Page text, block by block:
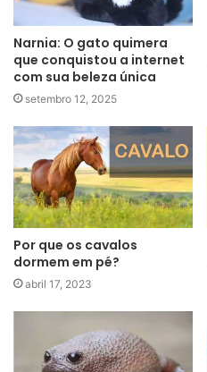
Narnia: O gato quimera
que conquistou a internet
com sua beleza única
setembro 12, 2025
Por que os cavalos
dormem em pé?
abril 17, 2023